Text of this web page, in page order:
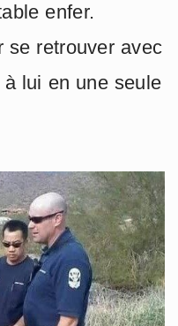
enfer.
se retrouver avec
lui en une seule